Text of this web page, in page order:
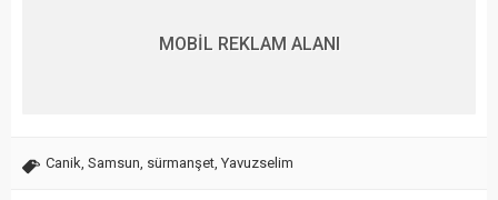
MOBİL REKLAM ALANI
Canik Samsun sürmanşet Yavuzselim